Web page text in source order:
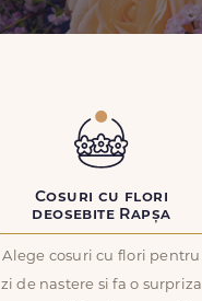
Cosuri cu flori
deosebite Rapșa
Alege cosuri cu flori pentru
zi de nastere si fa o surpriza